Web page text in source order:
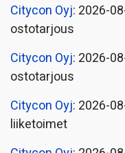
Citycon Oyj: 2026-
ostotarjous
Citycon Oyj: 2026-
ostotarjous
Citycon Oyj: 2026-
liiketoimet